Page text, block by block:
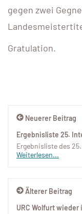
gegen zwei
Gratulation.
Älterer Beitrag
URC Wolfurt
Neuerer Beitrag
Ergebnisliste 25.
Ergebnisliste des
Weiterlesen...